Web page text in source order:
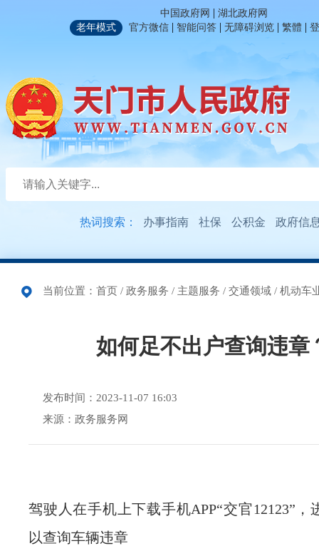
中国政府网 | 湖北政府网
老年模式
官方微信 | 智能问答 | 无障碍浏览 | 繁體 |
热词搜索： 办事指南 社保 公积金 政府信
当前位置： 首页 / 政务服务 / 主题服务 / 交通领域 / 机动车
如何足不出户查询违章
发布时间：2023-11-07 16:03
来源：政务服务网
驾驶人在手机上下载手机APP“交官12123”，
以查询车辆违章